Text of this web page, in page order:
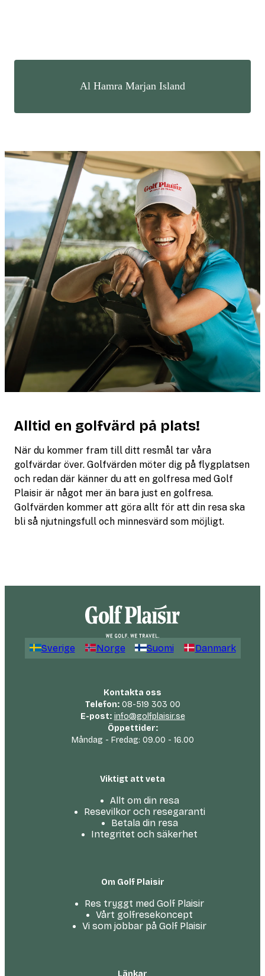
Al Hamra Marjan Island
Alltid en golfvärd på plats!
När du kommer fram till ditt resmål tar våra
golfvärdar över. Golfvärden möter dig på flygplatsen
och redan där känner du att en golfresa med Golf
Plaisir är något mer än bara just en golfresa.
Golfvärden kommer att göra allt för att din resa ska
bli så njutningsfull och minnesvärd som möjligt.
Sverige Norge Suomi Danmark
Kontakta oss
Telefon:08-519 303 00
E-post: info@golfplaisir.se
Öppettider:
Måndag - Fredag: 09.00 - 16.00
Viktigt att veta
Allt om din resa
Resevilkor och resegaranti
Betala din resa
Integritet och säkerhet
Om Golf Plaisir
Res tryggt med Golf Plaisir
Vårt golfresekoncept
Vi som jobbar på Golf Plaisir
Länkar